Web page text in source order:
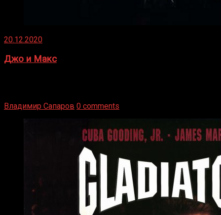
20.12.2020
Джо и Макс
Владимир Сапаров 0 comments